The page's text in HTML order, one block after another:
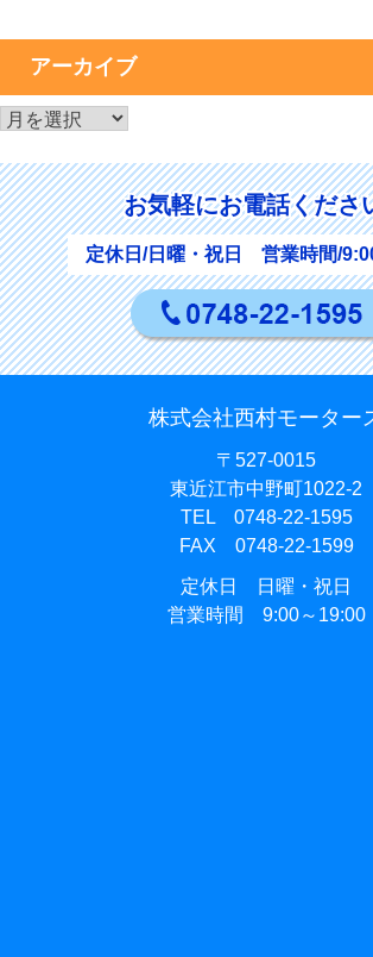
アーカイブ
ア
カ
イ
ブ
お気軽にお電話くださ
定休日/日曜・祝日 営業時間/
株式会社西村モーター
〒527-0015
東近江市中野町1022-2
TEL 0748-22-1595
FAX 0748-22-1599
定休日 日曜・祝日
営業時間 9:00～19:00